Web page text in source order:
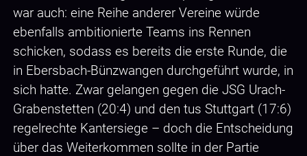
war auch: eine Reihe anderer Vereine würde
ebenfalls ambitionierte Teams ins Rennen
schicken, sodass es bereits die erste Runde, die
in Ebersbach-Bünzwangen durchgeführt wurde, in
sich hatte. Zwar gelangen gegen die JSG Urach-
Grabenstetten (20:4) und den tus Stuttgart (17:6)
regelrechte Kantersiege – doch die Entscheidung
über das Weiterkommen sollte in der Partie